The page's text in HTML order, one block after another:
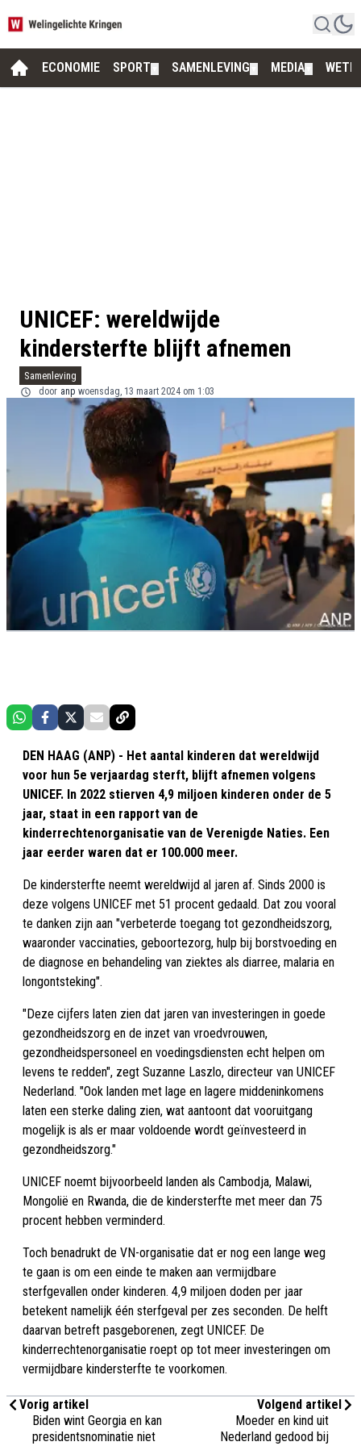
ECONOMIE SPORT SAMENLEVING MEDIA
UNICEF: wereldwijde
kindersterfte blijft afnemen
Samenleving
door anp woensdag, 13 maart 2024 om 1:03
DEN HAAG (ANP) - Het aantal kinderen dat wereldwijd
voor hun 5e verjaardag sterft, blijft afnemen volgens
UNICEF. In 2022 stierven 4,9 miljoen kinderen onder de 5
jaar, staat in een rapport van de
kinderrechtenorganisatie van de Verenigde Naties. Een
jaar eerder waren dat er 100.000 meer.
De kindersterfte neemt wereldwijd al jaren af. Sinds 2000 is
deze volgens UNICEF met 51 procent gedaald. Dat zou vooral
te danken zijn aan "verbeterde toegang tot gezondheidszorg,
waaronder vaccinaties, geboortezorg, hulp bij borstvoeding en
de diagnose en behandeling van ziektes als diarree, malaria en
longontsteking".
"Deze cijfers laten zien dat jaren van investeringen in goede
gezondheidszorg en de inzet van vroedvrouwen,
gezondheidspersoneel en voedingsdiensten echt helpen om
levens te redden", zegt Suzanne Laszlo, directeur van UNICEF
Nederland. "Ook landen met lage en lagere middeninkomens
laten een sterke daling zien, wat aantoont dat vooruitgang
mogelijk is als er maar voldoende wordt geïnvesteerd in
gezondheidszorg."
UNICEF noemt bijvoorbeeld landen als Cambodja, Malawi,
Mongolië en Rwanda, die de kindersterfte met meer dan 75
procent hebben verminderd.
Toch benadrukt de VN-organisatie dat er nog een lange weg
te gaan is om een einde te maken aan vermijdbare
sterfgevallen onder kinderen. 4,9 miljoen doden per jaar
betekent namelijk één sterfgeval per zes seconden. De helft
daarvan betreft pasgeborenen, zegt UNICEF. De
kinderrechtenorganisatie roept op tot meer investeringen om
vermijdbare kindersterfte te voorkomen.
Vorig artikel
Biden wint Georgia en kan
presidentsnominatie niet
Volgend artikel
Moeder en kind uit
Nederland gedood bij